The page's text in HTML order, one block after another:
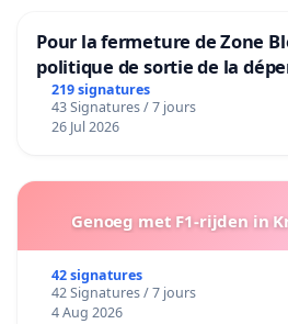
Pour la fermeture de Zone
politique de sortie de la
219 signatures
43 Signatures / 7 jours
26 Jul 2026
Genoeg met F1-rijden in
42 signatures
42 Signatures / 7 jours
4 Aug 2026